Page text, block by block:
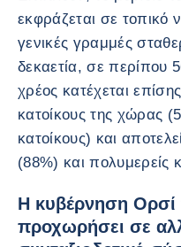
εκφράζεται σε τοπικό
γενικές γραμμές
δεκαετία, σε περίπου
χρέος κατέχεται
κατοίκους της χώρας
κατοίκους) και
(88%) και πολυμερείς
Η κυβέρνηση Ορσί
προχωρήσει σε